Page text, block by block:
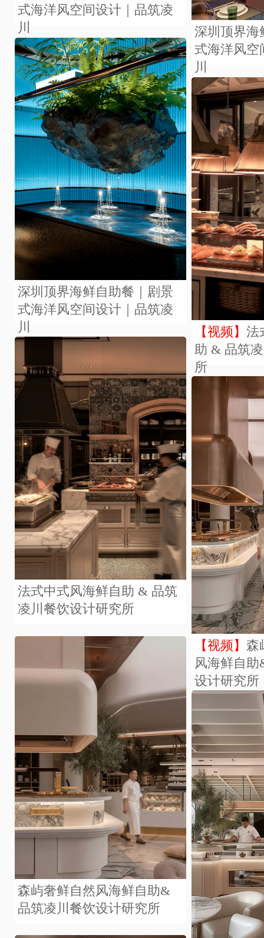
式海洋风空间设计｜品筑凌
川
深圳顶界海
式海洋风空
川
深圳顶界海鲜自助餐｜剧景
式海洋风空间设计｜品筑凌
川
【视频】法
助 & 品筑
所
法式中式风海鲜自助 & 品筑
凌川餐饮设计研究所
【视频】 森
风海鲜自
设计研究所
森屿奢鲜自然风海鲜自助&
品筑凌川餐饮设计研究所